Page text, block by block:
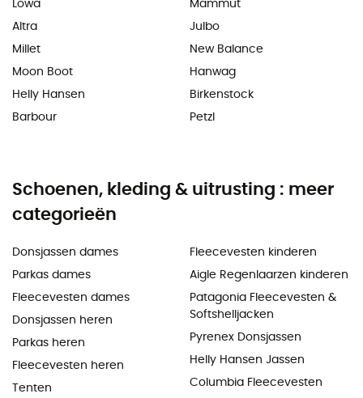
Lowa
Altra
Millet
Moon Boot
Helly Hansen
Barbour
Mammut
Julbo
New Balance
Hanwag
Birkenstock
Petzl
Schoenen, kleding & uitrusting : meer
categorieën
Donsjassen dames
Parkas dames
Fleecevesten dames
Donsjassen heren
Parkas heren
Fleecevesten heren
Tenten
Fleecevesten kinderen
Aigle Regenlaarzen kinderen
Patagonia Fleecevesten &
Softshelljacken
Pyrenex Donsjassen
Helly Hansen Jassen
Columbia Fleecevesten